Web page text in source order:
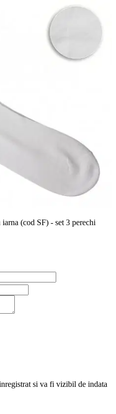
(cod SF) - set 3 perechi
si va fi vizibil de indata